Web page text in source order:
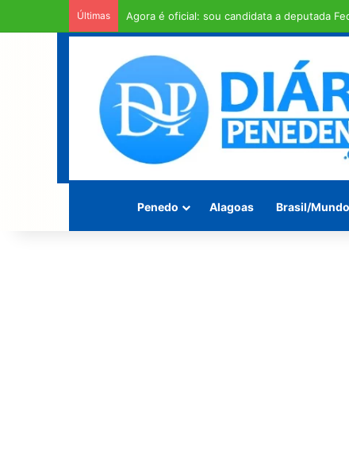
Últimas Homem é encontrado morto enrolado em
Penedo Alagoas Brasil/Mundo